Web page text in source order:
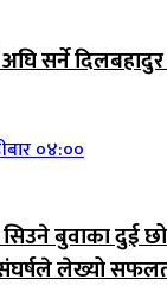
सर्ने
०४:००
बुवाका दुई
लेख्यो